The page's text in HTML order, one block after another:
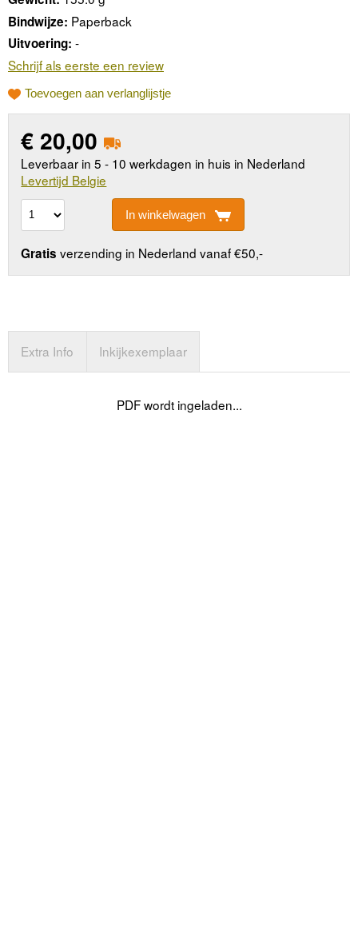
Bindwijze: Paperback
Uitvoering: -
Schrijf als eerste een review
Toevoegen aan verlanglijstje
€ 20,00
Leverbaar in 5 - 10 werkdagen in huis in Nederland
Levertijd Belgie
In winkelwagen
Gratis verzending in Nederland vanaf €50,-
Extra Info Inkijkexemplaar
PDF wordt ingeladen...